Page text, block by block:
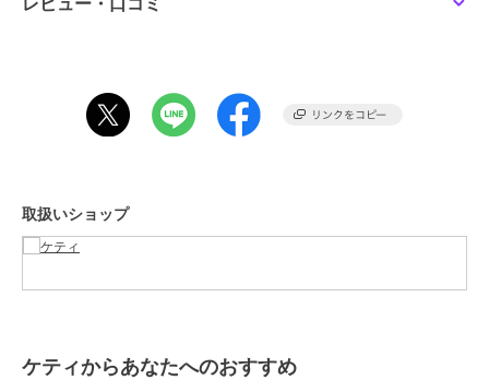
----------------------------------
裏地： なし
ポケット： なし
洗濯方法
取扱いショップ
ケティからあなたへのおすすめ